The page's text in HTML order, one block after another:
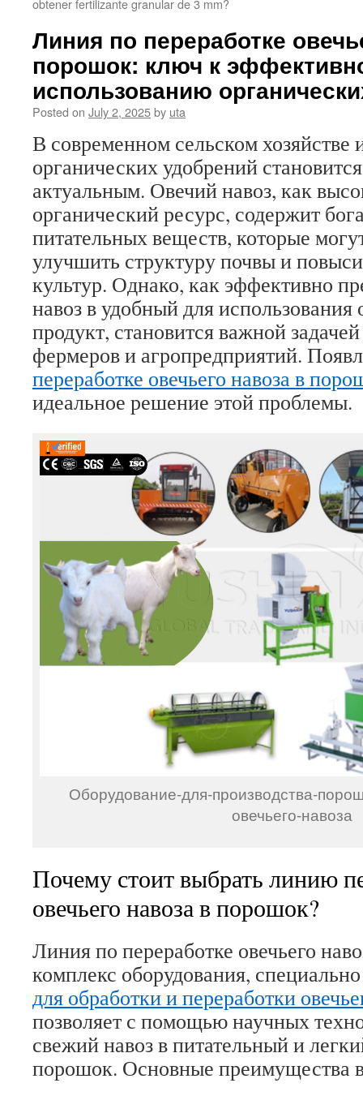
obtener fertilizante granular de 3 mm?
Линия по переработке
порошок: ключ к
использованию
Posted on July 2, 2025by uta
В современном сельском хозяйстве
органических удобрений
актуальным. Овечий навоз, как
органический ресурс, содержит
питательных веществ, которые
улучшить структуру почвы и
культур. Однако, как эффективно
навоз в удобный для использования
продукт, становится важной
фермеров и агропредприятий.
переработке овечьего навоза в
идеальное решение этой проблемы.
Оборудование-для-производства-
овечьего-навоза
Почему стоит выбрать линию
овечьего навоза в порошок?
Линия по переработке овечьего
комплекс оборудования,
для обработки и переработки
позволяет с помощью научных
свежий навоз в питательный и
порошок. Основные преимущества